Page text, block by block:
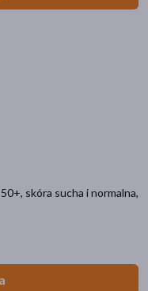
skóra sucha i normalna,